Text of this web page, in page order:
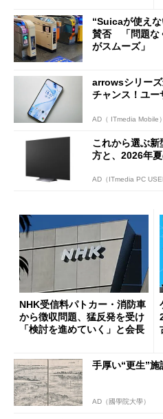
“Suicaが使え
賛否 「問題な
がスムーズ」
arrowsシリー
チャンス！ユー
AD（ ITmedia Mobile）
これから選ぶ
方と、2026年
AD（ITmedia PC
NHK受信料パトカー・消防車
から徴収問題、猛反発を受け
「検討を進めていく」と会長
手厚い“更生”施
AD（國學院大學）